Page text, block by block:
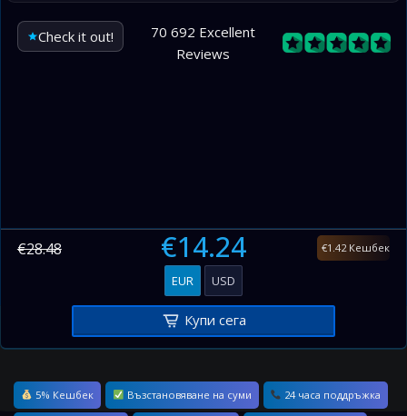
Check it out!
70 692 Excellent
Reviews
€28.48 €14.24 €1.42 Кешбек
EUR USD
Купи сега
5% Кешбек Възстановяване на суми 24 часа поддръжка